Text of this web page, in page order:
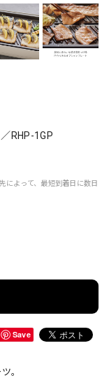
RHP-1GP
よって、最短到着日に数日
Save
。